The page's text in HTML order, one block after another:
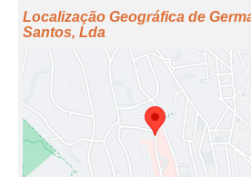
Localização Geográfica de
Santos, Lda